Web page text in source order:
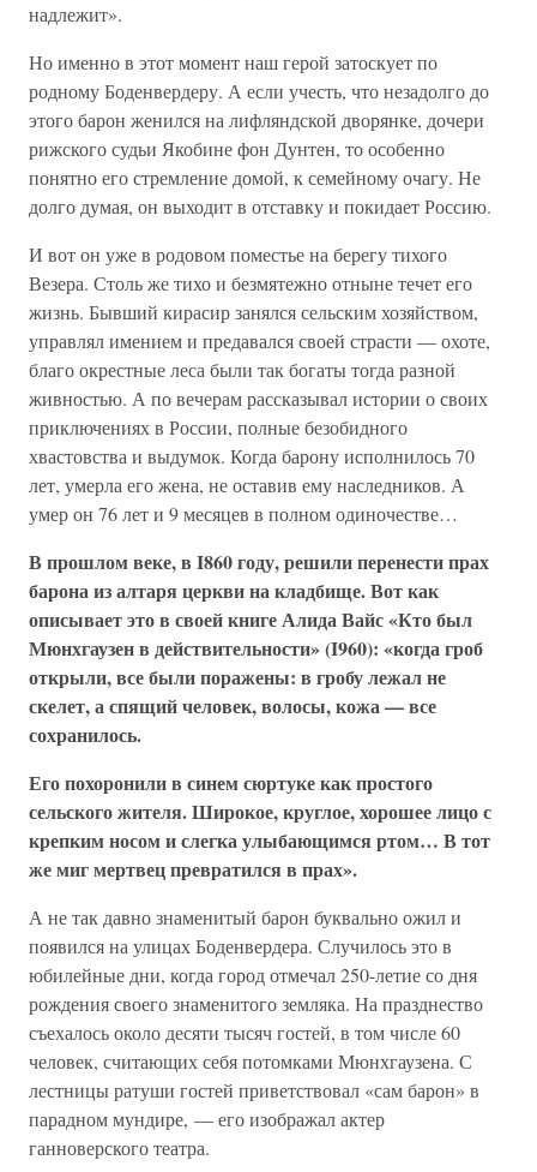
надлежит».
Но именно в этот момент наш герой затоскует по
родному Боденвердеру. А если учесть, что незадолго до
этого барон женился на лифляндской дворянке, дочери
рижского судьи Якобине фон Дунтен, то особенно
понятно его стремление домой, к семейному очагу. Не
долго думая, он выходит в отставку и покидает Россию.
И вот он уже в родовом поместье на берегу тихого
Везера. Столь же тихо и безмятежно отныне течет его
жизнь. Бывший кирасир занялся сельским хозяйством,
управлял имением и предавался своей страсти — охоте,
благо окрестные леса были так богаты тогда разной
живностью. А по вечерам рассказывал истории о своих
приключениях в России, полные безобидного
хвастовства и выдумок. Когда барону исполнилось 70
лет, умерла его жена, не оставив ему наследников. А
умер он 76 лет и 9 месяцев в полном одиночестве…
В прошлом веке, в I860 году, решили перенести прах
барона из алтаря церкви на кладбище. Вот как
описывает это в своей книге Алида Вайс «Кто был
Мюнхгаузен в действительности» (I960): «когда гроб
открыли, все были поражены: в гробу лежал не
скелет, а спящий человек, волосы, кожа — все
сохранилось.
Его похоронили в синем сюртуке как простого
сельского жителя. Широкое, круглое, хорошее лицо с
крепким носом и слегка улыбающимся ртом… В тот
же миг мертвец превратился в прах».
А не так давно знаменитый барон буквально ожил и
появился на улицах Боденвердера. Случилось это в
юбилейные дни, когда город отмечал 250-летие со дня
рождения своего знаменитого земляка. На празднество
съехалось около десяти тысяч гостей, в том числе 60
человек, считающих себя потомками Мюнхгаузена. С
лестницы ратуши гостей приветствовал «сам барон» в
парадном мундире, — его изображал актер
ганноверского театра.